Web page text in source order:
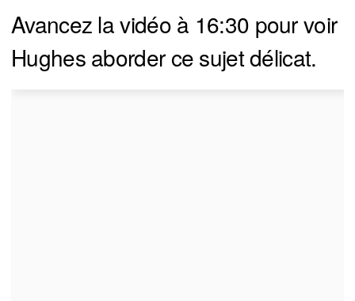
Avancez la vidéo à 16:30 pour voir
Hughes aborder ce sujet délicat.